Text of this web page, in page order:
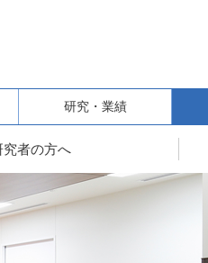
研究・業績
究者の方へ